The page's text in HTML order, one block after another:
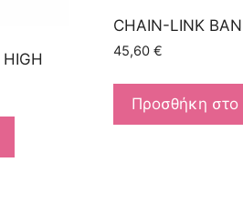
CHAIN-LINK
45,60€
Προσθήκη στο